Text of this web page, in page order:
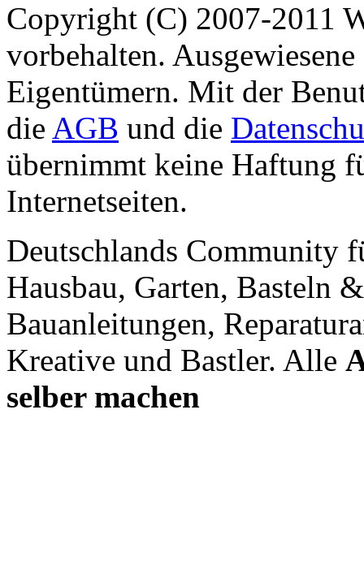
Copyright (C) 2007-2011
vorbehalten.
Eigentümern. Mit der
die AGB und die
übernimmt keine Haftung
Internetseiten.
Deutschlands Community
Hausbau, Garten, Basteln
Bauanleitungen,
Kreative und Bastler. Alle
selber machen